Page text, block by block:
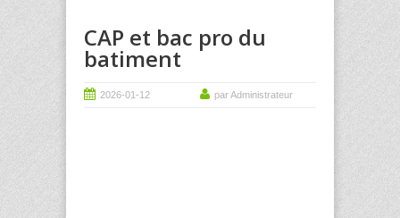
CAP et bac pro du
batiment
2026-01-12 par Administrateur